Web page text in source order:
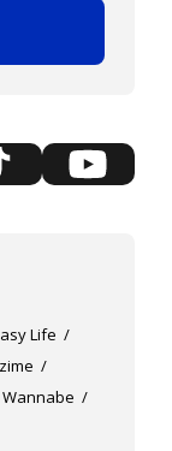
Life
Wannabe